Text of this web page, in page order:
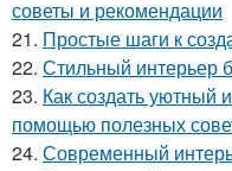
советы и рекомендации
21. Простые шаги к
22. Стильный интерьер
23. Как создать уютный
помощью полезных
24. Современный